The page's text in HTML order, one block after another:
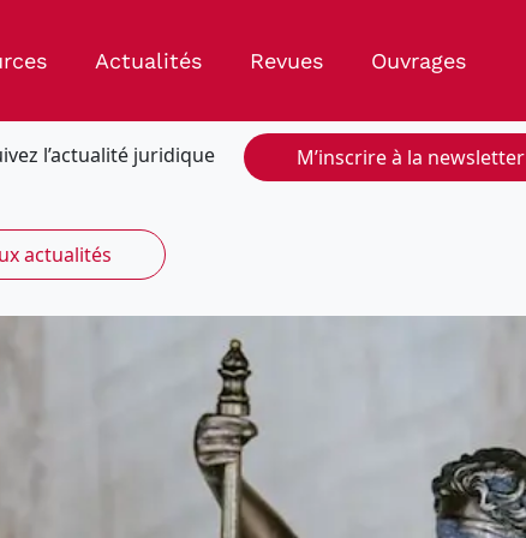
Actualités Revues Ouvrages
l’actualité juridique M’inscrire à la newsletter
actualités